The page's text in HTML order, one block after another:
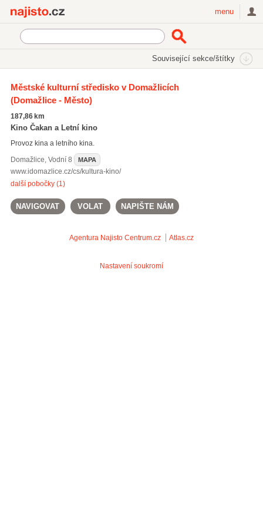
menu
Související sekce/štítky
Městské kulturní středisko v Domažlicích
(Domažlice - Město)
187,86 km
Kino Čakan a Letní kino
Provoz kina a letního kina.
Domažlice, Vodní 8 MAPA
www.idomazlice.cz/cs/kultura-kino/
další pobočky (1)
NAVIGOVAT VOLAT NAPIŠTE NÁM
Agentura Najisto Centrum.cz Atlas.cz
Nastavení soukromí